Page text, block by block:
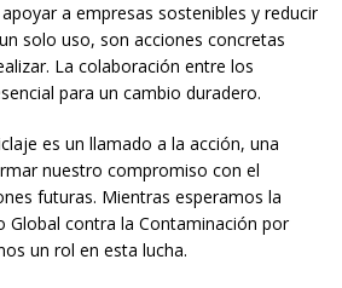
a empresas sostenibles y reducir
solo uso, son acciones concretas
La colaboración entre los
para un cambio duradero.
es un llamado a la acción, una
nuestro compromiso con el
futuras. Mientras esperamos la
Global contra la Contaminación por
un rol en esta lucha.